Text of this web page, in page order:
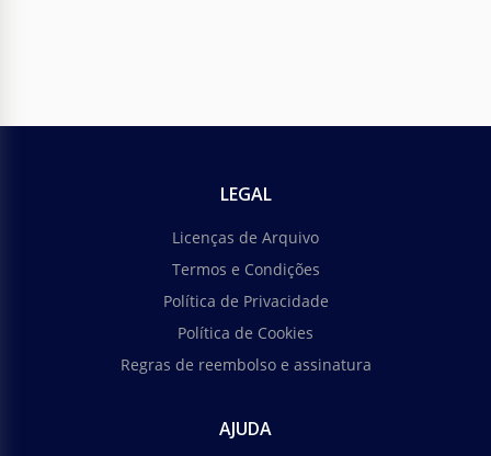
LEGAL
Licenças de Arquivo
Termos e Condições
Política de Privacidade
Política de Cookies
Regras de reembolso e assinatura
AJUDA